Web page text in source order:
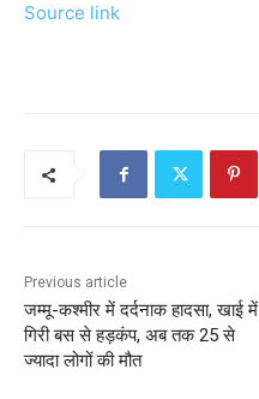
Source link
Previous article
जम्मू-कश्मीर में दर्दनाक हादसा, खाई में
गिरी बस से हड़कंप, अब तक 25 से
ज्यादा लोगों की मौत